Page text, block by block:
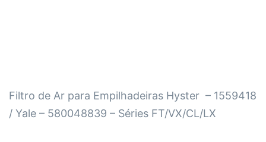
Filtro de Ar para Empilhadeiras Hyster – 1559418
/ Yale – 580048839 – Séries FT/VX/CL/LX